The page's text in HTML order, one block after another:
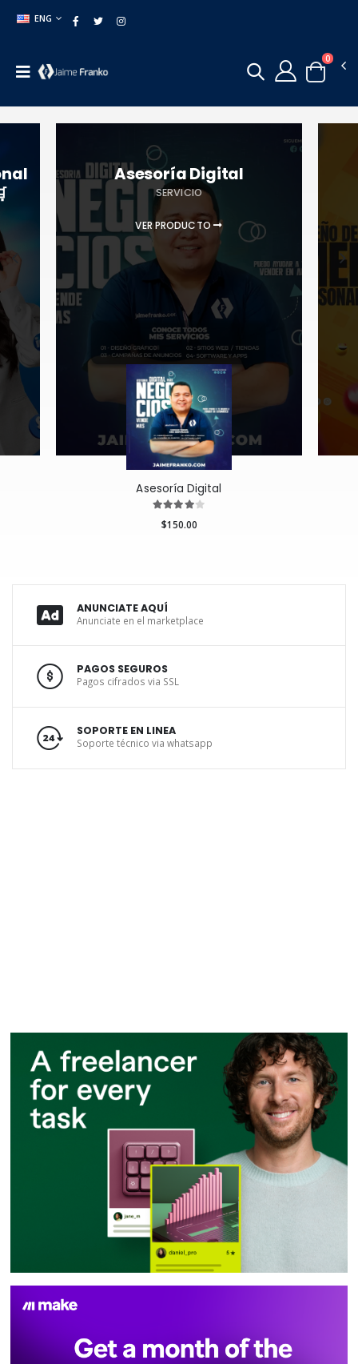
ENG
0
Asesoría Digital
SERVICIO
VER PRODUCTO
Asesoría Digital
$150.00
ANUNCIATE AQUÍ
Anunciate en el marketplace
PAGOS SEGUROS
Pagos cifrados via SSL
SOPORTE EN LINEA
Soporte técnico via whatsapp